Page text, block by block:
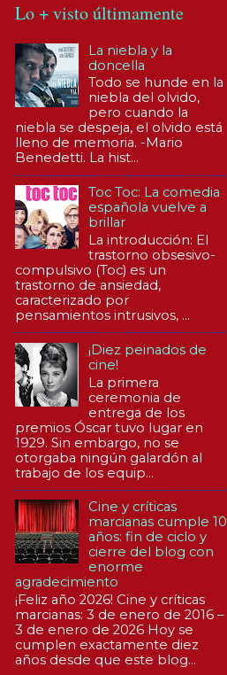
Lo + visto últimamente
La niebla y la
doncella
Todo se hunde en la
niebla del olvido,
pero cuando la
niebla se despeja, el olvido está
lleno de memoria. -Mario
Benedetti. La hist...
Toc Toc: La comedia
española vuelve a
brillar
La introducción: El
trastorno obsesivo-
compulsivo (Toc) es un
trastorno de ansiedad,
caracterizado por
pensamientos intrusivos, ...
¡Diez peinados de
cine!
La primera
ceremonia de
entrega de los
premios Óscar tuvo lugar en
1929. Sin embargo, no se
otorgaba ningún galardón al
trabajo de los equip...
Cine y críticas
marcianas cumple 10
años: fin de ciclo y
cierre del blog con
enorme
agradecimiento
¡Feliz año 2026! Cine y críticas
marcianas: 3 de enero de 2016 –
3 de enero de 2026 Hoy se
cumplen exactamente diez
años desde que este blog...